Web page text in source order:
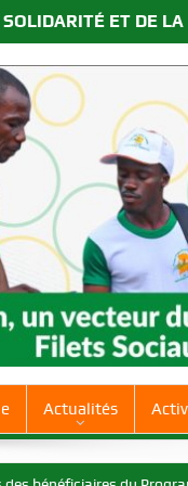
ET DE
Actualités